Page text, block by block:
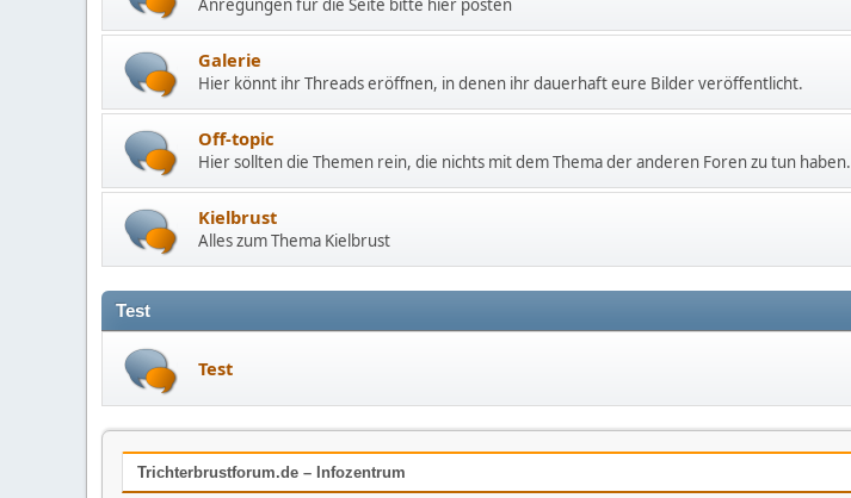
Anregungen für die Seite bitte hier posten
Galerie
Hier könnt ihr Threads eröffnen, in denen ihr dauerhaft eure Bilder veröffentlicht.
Off-topic
Hier sollten die Themen rein, die nichts mit dem Thema der anderen Foren zu tun haben.
Kielbrust
Alles zum Thema Kielbrust
Test
Test
Trichterbrustforum.de – Infozentrum